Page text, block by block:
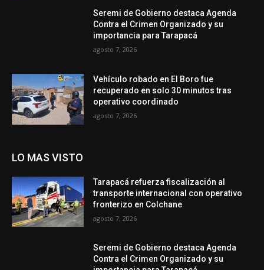
Seremi de Gobierno destaca Agenda
Contra el Crimen Organizado y su
importancia para Tarapacá
agosto 7, 2026
Vehículo robado en El Boro fue
recuperado en solo 30 minutos tras
operativo coordinado
agosto 7, 2026
LO MAS VISTO
Tarapacá refuerza fiscalización al
transporte internacional con operativo
fronterizo en Colchane
agosto 7, 2026
Seremi de Gobierno destaca Agenda
Contra el Crimen Organizado y su